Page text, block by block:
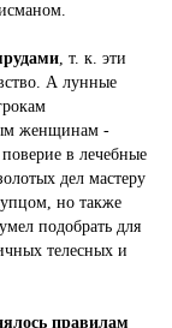
, т. к. эти
А лунные
женщинам -
в лечебные
дел мастеру
но также
подобрать для
телесных и
правилам